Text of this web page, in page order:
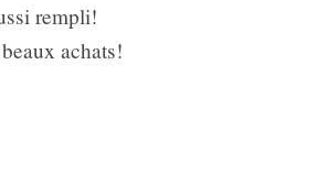
rempli!
achats!